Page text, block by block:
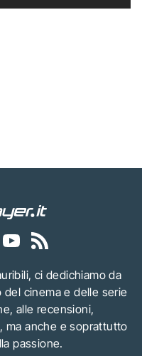
ci dedichiamo da
cinema e delle serie
alle recensioni,
ma anche e soprattutto
passione.